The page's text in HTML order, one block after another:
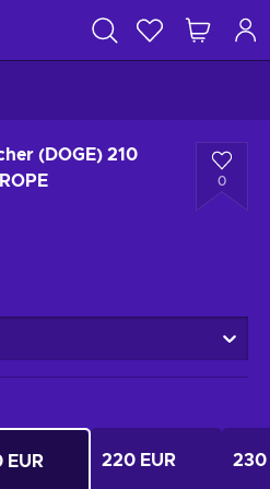
(DOGE) 210
0
EUR 220 EUR 230